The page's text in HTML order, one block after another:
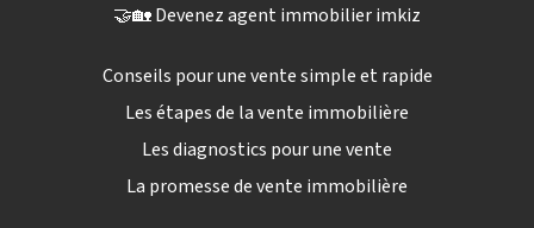
🤝🏡 Devenez agent immobilier imkiz
Conseils pour une vente simple et rapide
Les étapes de la vente immobilière
Les diagnostics pour une vente
La promesse de vente immobilière